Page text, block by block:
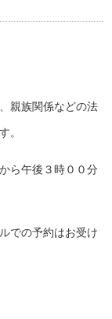
親族関係などの法
。
ら午後３時００分
での予約はお受け